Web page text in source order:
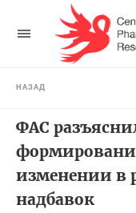
НАЗАД
ФАС
изменении в
надбавок